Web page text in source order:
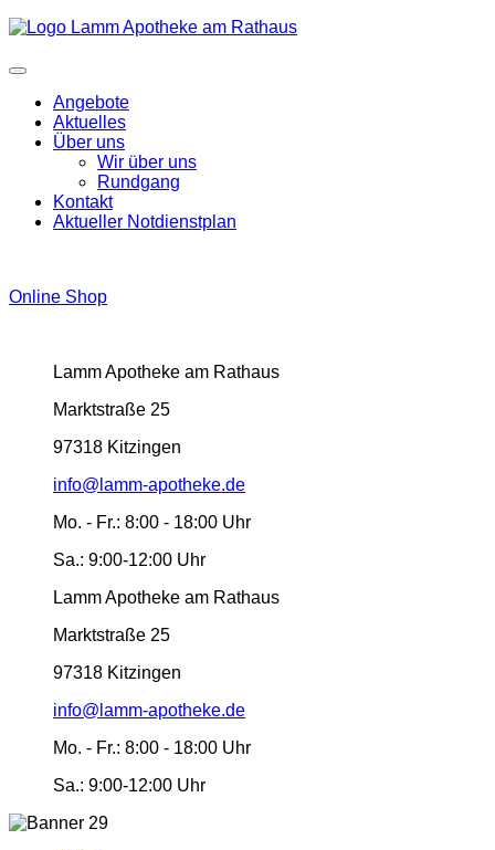
Angebote
Aktuelles
Über uns
Wir über uns
Rundgang
Kontakt
Aktueller Notdienstplan
Online Shop
Lamm Apotheke am Rathaus
Marktstraße 25
97318 Kitzingen
info@lamm-apotheke.de
Mo. - Fr.: 8:00 - 18:00 Uhr
Sa.: 9:00-12:00 Uhr
Lamm Apotheke am Rathaus
Marktstraße 25
97318 Kitzingen
info@lamm-apotheke.de
Mo. - Fr.: 8:00 - 18:00 Uhr
Sa.: 9:00-12:00 Uhr